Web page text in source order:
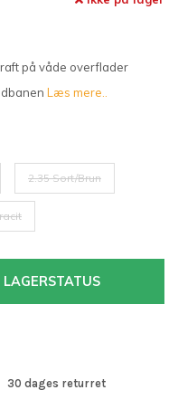
på våde overflader
Læs mere..
2.35 Sort/Brun
LAGERSTATUS
30 dages returret